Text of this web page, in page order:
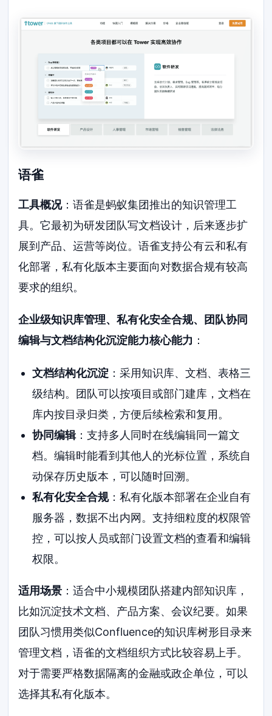
语雀
工具概况：语雀是蚂蚁集团推出的知识管理工
具。它最初为研发团队写文档设计，后来逐步扩
展到产品、运营等岗位。语雀支持公有云和私有
化部署，私有化版本主要面向对数据合规有较高
要求的组织。
企业级知识库管理、私有化安全合规、团队协同
编辑与文档结构化沉淀能力核心能力 ：
文档结构化沉淀：采用知识库、文档、表格三
级结构。团队可以按项目或部门建库，文档在
库内按目录归类，方便后续检索和复用。
协同编辑：支持多人同时在线编辑同一篇文
档。编辑时能看到其他人的光标位置，系统自
动保存历史版本，可以随时回溯。
私有化安全合规：私有化版本部署在企业自有
服务器，数据不出内网。支持细粒度的权限管
控，可以按人员或部门设置文档的查看和编辑
权限。
适用场景 ：适合中小规模团队搭建内部知识库，
比如沉淀技术文档、产品方案、会议纪要。如果
团队习惯用类似Confluence的知识库树形目录来
管理文档，语雀的文档组织方式比较容易上手。
对于需要严格数据隔离的金融或政企单位，可以
选择其私有化版本。